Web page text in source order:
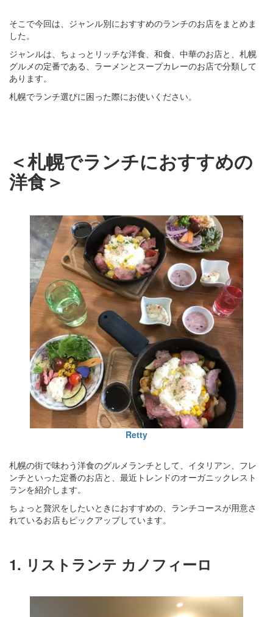
そこで今回は、ジャンル別におすすめのランチのお店をまとめま
した。
ジャンルは、ちょっとリッチな洋食、和食、中華のお店と、札幌
グルメの定番である、ラーメンとスープカレーのお店で分類して
あります。
札幌でランチ選びに困った際にお使いください。
＜札幌でランチにおすすめの
洋食＞
Retty
札幌の街で味わう洋食のグルメランチとして、イタリアン、フレ
ンチといった定番のお店と、最近トレンドのオーガニックレスト
ランを紹介します。
ちょっと贅沢をしたいときにおすすめの、ランチコースが用意さ
れているお店もピックアップしています。
1. リストランテ カノフィーロ